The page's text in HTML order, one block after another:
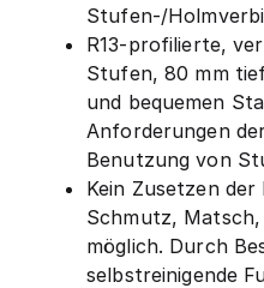
Stufen-/
R13-profilierte,
Stufen, 80 mm
und bequemen
Anforderungen
Benutzung von
Kein Zusetzen
Schmutz, Matsch,
möglich. Durch
selbstreinigende